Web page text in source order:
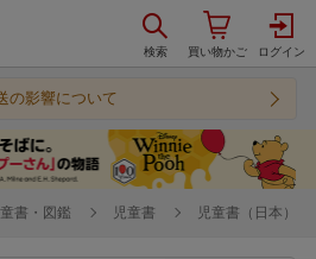
の影響について
書・図鑑 児童書 児童書（日本）